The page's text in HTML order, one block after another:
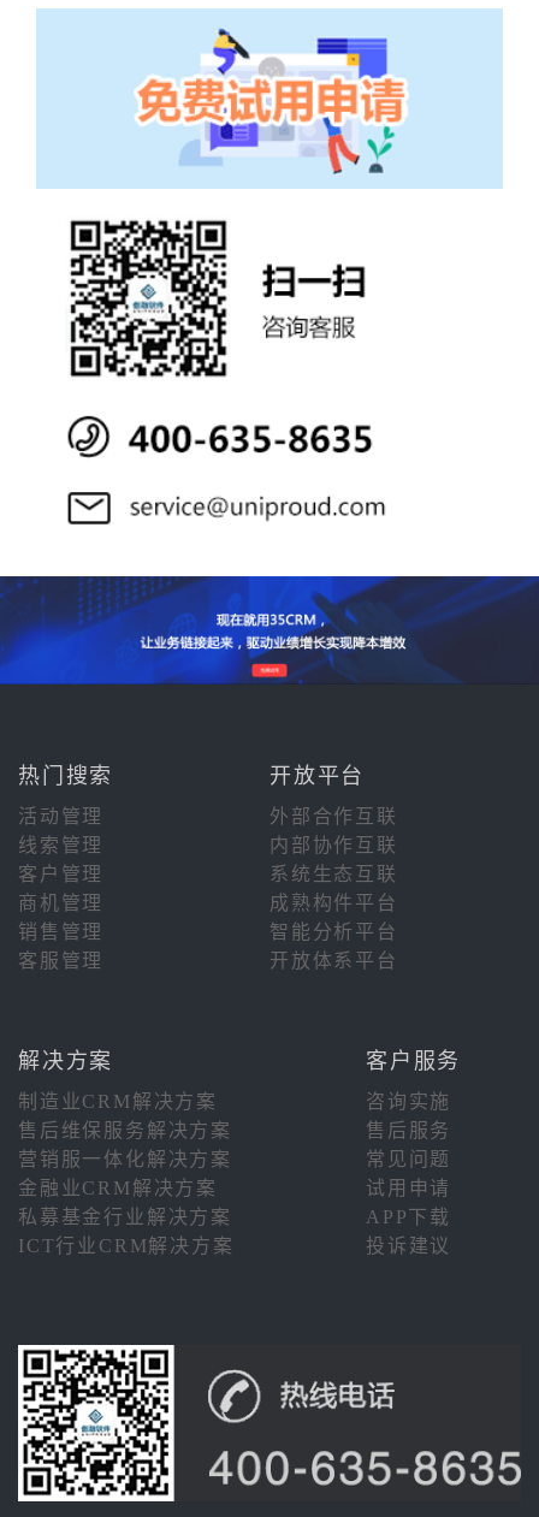
热门搜索 开放平台
活动管理
外部合作互联
线索管理
内部协作互联
客户管理
系统生态互联
商机管理
成熟构件平台
销售管理
智能分析平台
客服管理
开放体系平台
解决方案 客户服务
制造业CRM解决方案
咨询实施
售后维保服务解决方案
售后服务
营销服一体化解决方案
常见问题
金融业CRM解决方案
试用申请
私募基金行业解决方案
APP下载
ICT行业CRM解决方案
投诉建议